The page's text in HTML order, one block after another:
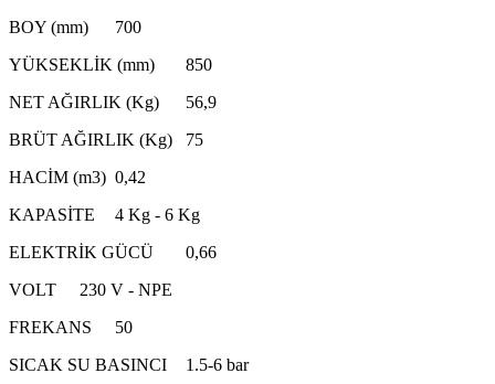
BOY (mm)
700
YÜKSEKLİK (mm)
850
NET AĞIRLIK (Kg)
56,9
BRÜT AĞIRLIK (Kg)
75
HACİM (m3) 0,42
KAPASİTE
4 Kg - 6 Kg
ELEKTRİK GÜCÜ
0,66
VOLT
230 V - NPE
FREKANS
50
SICAK SU BASINCI
1.5-6 bar